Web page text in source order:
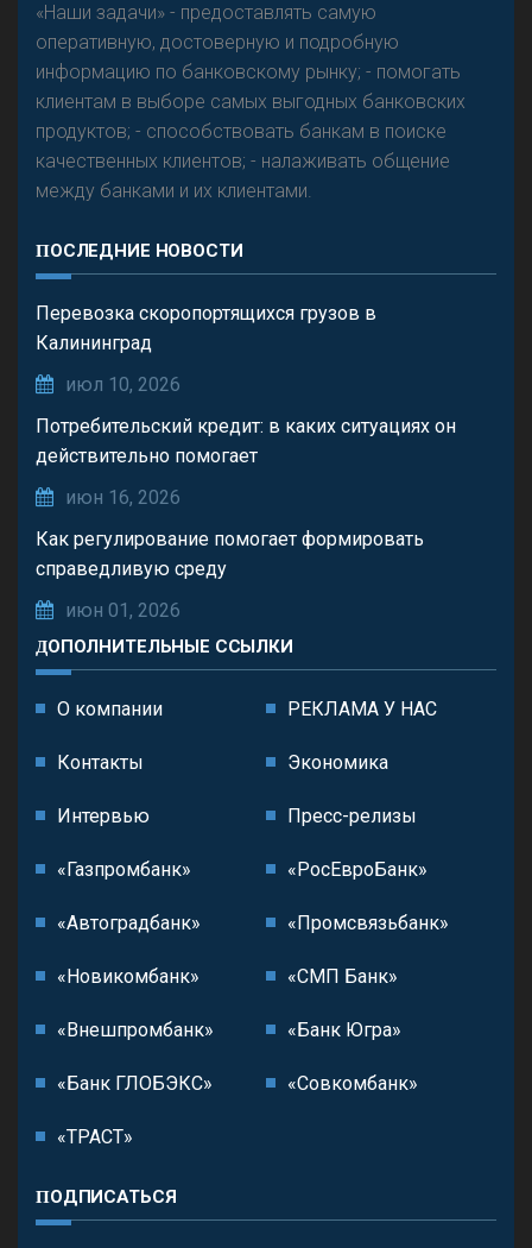
«Наши задачи» - предоставлять самую
оперативную, достоверную и подробную
информацию по банковскому рынку; - помогать
клиентам в выборе самых выгодных банковских
продуктов; - способствовать банкам в поиске
качественных клиентов; - налаживать общение
между банками и их клиентами.
ПОСЛЕДНИЕ НОВОСТИ
Перевозка скоропортящихся грузов в
Калининград
июл 10, 2026
Потребительский кредит: в каких ситуациях он
действительно помогает
июн 16, 2026
Как регулирование помогает формировать
справедливую среду
июн 01, 2026
ДОПОЛНИТЕЛЬНЫЕ ССЫЛКИ
О компании РЕКЛАМА У НАС
Контакты Экономика
Интервью Пресс-релизы
«Газпромбанк» «РосЕвроБанк»
«Автоградбанк» «Промсвязьбанк»
«Новикомбанк» «СМП Банк»
«Внешпромбанк» «Банк Югра»
«Банк ГЛОБЭКС» «Совкомбанк»
«ТРАСТ»
ПОДПИСАТЬСЯ